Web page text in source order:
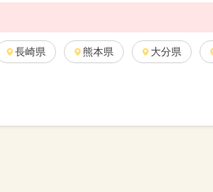
長崎県 熊本県 大分県